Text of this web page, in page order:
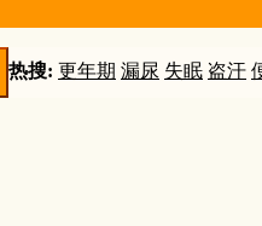
热搜: 更年期 漏尿 失眠 盗汗